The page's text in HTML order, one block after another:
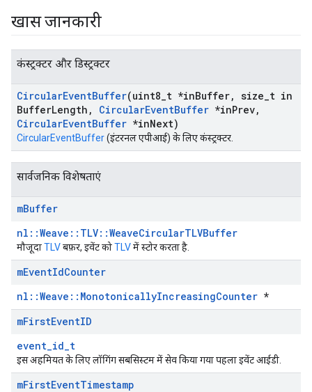
खास जानकारी
कंस्ट्रक्टर और डिस्ट्रक्टर
CircularEventBuffer(uint8 t *inBuffer, size t in
BufferLength , CircularEventBuffer *inPrev,
CircularEventBuffer *inNext)
CircularEventBuffer(इंटरनल एपीआई) के लिए कंस्ट्रक्टर.
सार्वजनिक विशेषताएं
mBuffer
nl::Weave::TLV::WeaveCircularTLVBuffer
मौजूदाTLVबफ़र, इवेंट कोTLVमें स्टोर करता है.
mEventIdCounter
nl::Weave::MonotonicallyIncreasingCounter *
mFirstEventID
event_id_t
इस अहमियत के लिए लॉगिंग सबसिस्टम में सेव किया गया पहला इवेंट आईडी.
mFirstEventTimestamp